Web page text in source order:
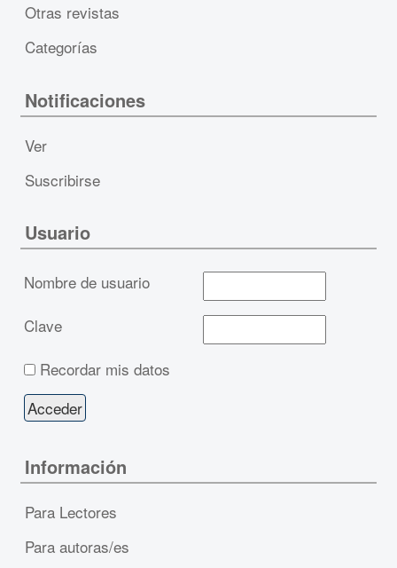
Otras revistas
Categorías
Notificaciones
Ver
Suscribirse
Usuario
Nombre de usuario
Clave
Recordar mis datos
Información
Para Lectores
Para autoras/es